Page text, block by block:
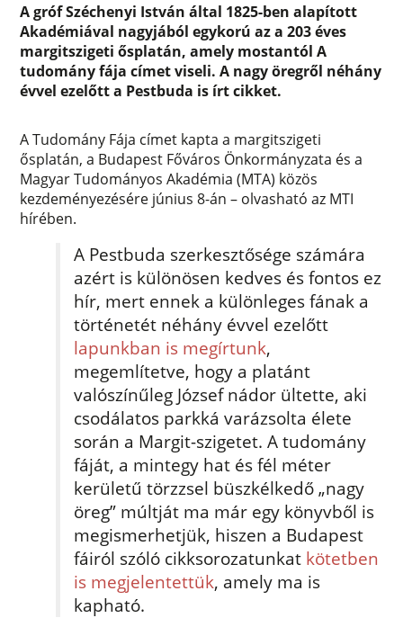
A gróf Széchenyi István által 1825-ben alapított
Akadémiával nagyjából egykorú az a 203 éves
margitszigeti ősplatán, amely mostantól A
tudomány fája címet viseli. A nagy öregről néhány
évvel ezelőtt a Pestbuda is írt cikket.
A Tudomány Fája címet kapta a margitszigeti
ősplatán, a Budapest Főváros Önkormányzata és a
Magyar Tudományos Akadémia (MTA) közös
kezdeményezésére június 8-án – olvasható az MTI
hírében.
A Pestbuda szerkesztősége számára
azért is különösen kedves és fontos ez
hír, mert ennek a különleges fának a
történetét néhány évvel ezelőtt
lapunkban is megírtunk,
megemlítetve, hogy a platánt
valószínűleg József nádor ültette, aki
csodálatos parkká varázsolta élete
során a Margit-szigetet. A tudomány
fáját, a mintegy hat és fél méter
kerületű törzzsel büszkélkedő „nagy
öreg” múltját ma már egy könyvből is
megismerhetjük, hiszen a Budapest
fáiról szóló cikksorozatunkat kötetben
is megjelentettük, amely ma is
kapható.